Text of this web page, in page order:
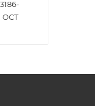
ОСТ